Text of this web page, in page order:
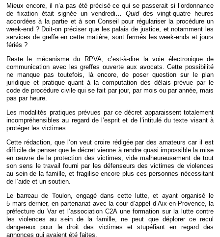
Mieux encore, il n’a pas été précisé ce qui se passerait si l’ordonnance
de fixation était signée un vendredi… Quiddes vingt-quatre heures
accordées à la partie et à son Conseil pour régulariser la procédure un
week-end ? Doit-on préciser que les palais de justice, et notamment les
services de greffe en cette matière, sont fermés les week-ends et jours
fériés ?
Reste le mécanisme du RPVA, c’est-à-dire la voie électronique de
communication avec les greffes ouverte aux avocats. Cette possibilité
ne manque pas toutefois, là encore, de poser question sur le plan
juridique et pratique quant à la computation des délais prévue par le
code de procédure civile qui se fait par jour, par mois ou par année, mais
pas par heure.
Les modalités pratiques prévues par ce décret apparaissent totalement
incompréhensibles au regard de l’esprit et de l’intitulé du texte visant à
protéger les victimes.
Cette rédaction, que l’on veut croire rédigée par des amateurs car il est
difficile de penser que le décret vienne à rendre quasi impossible la mise
en œuvre de la protection des victimes, vide malheureusement de tout
son sens le travail fourni par les défenseurs des victimes de violences
au sein de la famille, et fragilise encore plus ces personnes nécessitant
de l’aide et un soutien.
Le barreau de Toulon, engagé dans cette lutte, et ayant organisé le
5 mars dernier, en partenariat avec la cour d’appel d’Aix-en-Provence, la
préfecture du Var et l’association C2A une formation sur la lutte contre
les violences au sein de la famille, ne peut que déplorer ce recul
dangereux pour le droit des victimes et stupéfiant en regard des
annonces qui avaient été faites.